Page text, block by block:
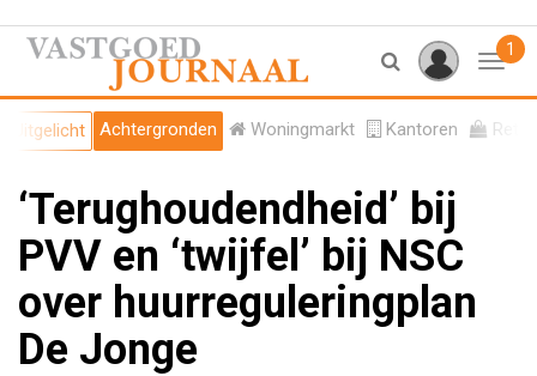
1
Uitgelicht Achtergronden Woningmarkt Kantoren Retail
‘Terughoudendheid’ bij
PVV en ‘twijfel’ bij NSC
over huurreguleringplan
De Jonge